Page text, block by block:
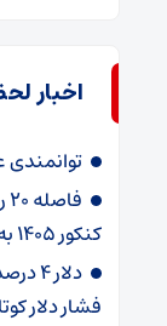
اخبار
کنکور ۱۴۰۵ به نابرابری آموزشی
فشار دلار